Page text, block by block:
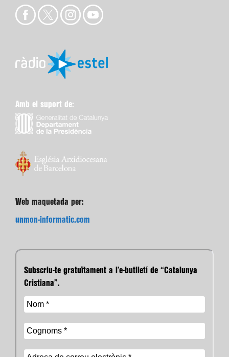
Amb el suport de:
Web maquetada per:
unmon-informatic.com
Subscriu-te gratuïtament a l’e-butlletí de “Catalunya
Cristiana”.